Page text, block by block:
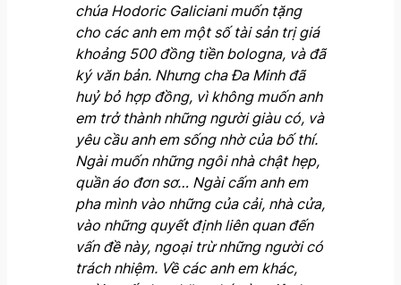
chúa Hodoric Galiciani muốn tặng
cho các anh em một số tài sản trị giá
khoảng 500 đồng tiền bologna, và đã
ký văn bản. Nhưng cha Đa Minh đã
huỷ bỏ hợp đồng, vì không muốn anh
em trở thành những người giàu có, và
yêu cầu anh em sống nhờ của bố thí.
Ngài muốn những ngôi nhà chật hẹp,
quần áo đơn sơ… Ngài cấm anh em
pha mình vào những của cải, nhà cửa,
vào những quyết định liên quan đến
vấn đề này, ngoại trừ những người có
trách nhiệm. Về các anh em khác,